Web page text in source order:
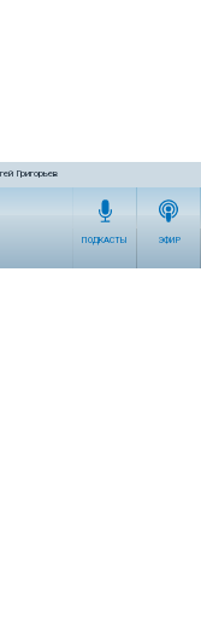
Григорьев
ПОДКАСТЫ ЭФИР